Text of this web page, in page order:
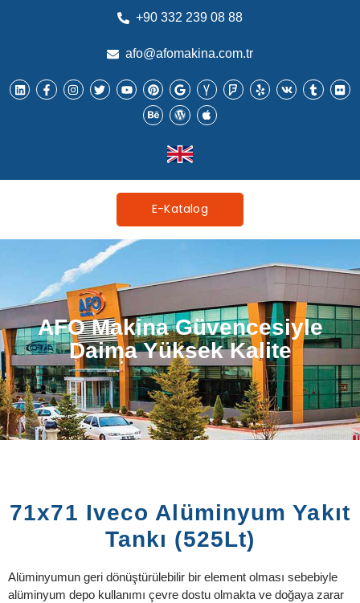
+90 332 239 08 88
afo@afomakina.com.tr
E-Katalog
AFO Makina Güvencesiyle
Daima Yüksek Kalite
71x71 Iveco Alüminyum Yakıt
Tankı (525Lt)
Alüminyumun geri dönüştürülebilir bir element olması sebebiyle
alüminyum depo kullanımı çevre dostu olmakta ve doğaya zarar